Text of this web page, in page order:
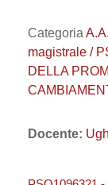
Categoria
magistrale /
DELLA
Docente: